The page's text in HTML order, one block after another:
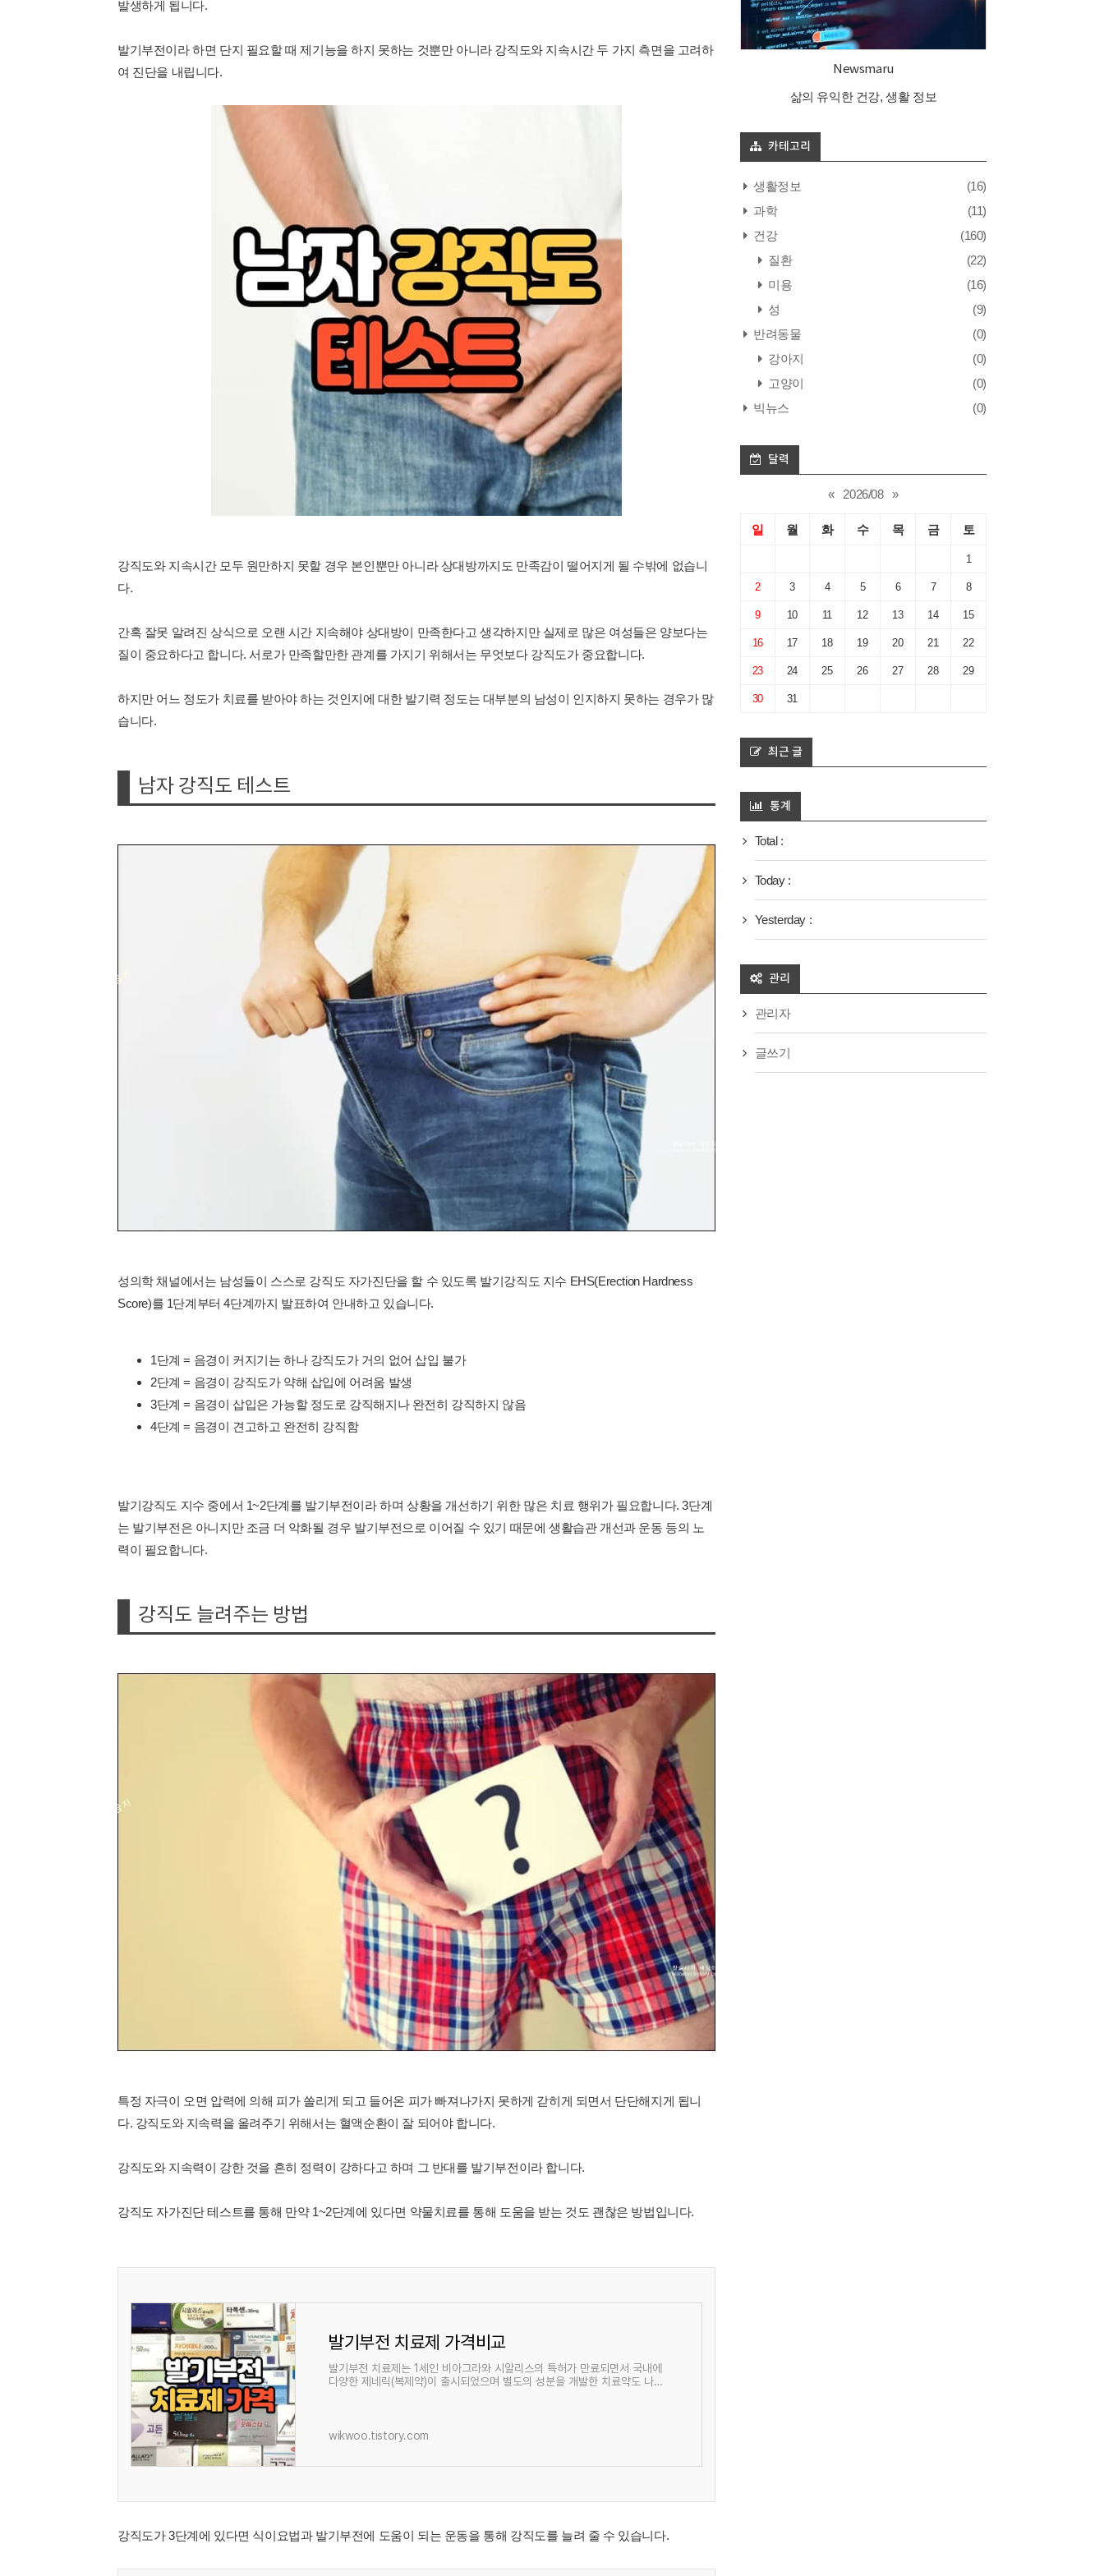
발생하게 됩니다.
발기부전이라 하면 단지 필요할 때 제기능을 하지 못하는 것뿐만 아니라 강직도와 지속시간 두 가지 측면을 고려하
여 진단을 내립니다.
강직도와 지속시간 모두 원만하지 못할 경우 본인뿐만 아니라 상대방까지도 만족감이 떨어지게 될 수밖에 없습니
다.
간혹 잘못 알려진 상식으로 오랜 시간 지속해야 상대방이 만족한다고 생각하지만 실제로 많은 여성들은 양보다는
질이 중요하다고 합니다. 서로가 만족할만한 관계를 가지기 위해서는 무엇보다 강직도가 중요합니다.
하지만 어느 정도가 치료를 받아야 하는 것인지에 대한 발기력 정도는 대부분의 남성이 인지하지 못하는 경우가 많
습니다.
남자 강직도 테스트
성의학 채널에서는 남성들이 스스로 강직도 자가진단을 할 수 있도록 발기강직도 지수 EHS(Erection Hardness
Score)를 1단계부터 4단계까지 발표하여 안내하고 있습니다.
1단계 = 음경이 커지기는 하나 강직도가 거의 없어 삽입 불가
2단계 = 음경이 강직도가 약해 삽입에 어려움 발생
3단계 = 음경이 삽입은 가능할 정도로 강직해지나 완전히 강직하지 않음
4단계 = 음경이 견고하고 완전히 강직함
발기강직도 지수 중에서 1~2단계를 발기부전이라 하며 상황을 개선하기 위한 많은 치료 행위가 필요합니다. 3단계
는 발기부전은 아니지만 조금 더 악화될 경우 발기부전으로 이어질 수 있기 때문에 생활습관 개선과 운동 등의 노
력이 필요합니다.
강직도 늘려주는 방법
특정 자극이 오면 압력에 의해 피가 쏠리게 되고 들어온 피가 빠져나가지 못하게 갇히게 되면서 단단해지게 됩니
다. 강직도와 지속력을 올려주기 위해서는 혈액순환이 잘 되어야 합니다.
강직도와 지속력이 강한 것을 흔히 정력이 강하다고 하며 그 반대를 발기부전이라 합니다.
강직도 자가진단 테스트를 통해 만약 1~2단계에 있다면 약물치료를 통해 도움을 받는 것도 괜찮은 방법입니다.
발기부전 치료제 가격비교
발기부전 치료제는 1세인 비아그라와 시알리스의 특허가 만료되면서 국내에
다양한 제네릭(복제약)이 출시되었으며 별도의 성분을 개발한 치료약도 나오
wikwoo.tistory.com
강직도가 3단계에 있다면 식이요법과 발기부전에 도움이 되는 운동을 통해 강직도를 늘려 줄 수 있습니다.
Newsmaru
삶의 유익한 건강, 생활 정보
카테고리
생활정보
(16)
과학
(11)
건강
(160)
질환
(22)
미용
(16)
성
(9)
반려동물
(0)
강아지
(0)
고양이
(0)
빅뉴스
(0)
달력
« 2026/08 »
일 월 화 수 목 금 토
1
2 3 4 5 6 7 8
9 10 11 12 13 14 15
16 17 18 19 20 21 22
23 24 25 26 27 28 29
30 31
최근 글
통계
Total :
Today :
Yesterday :
관리
관리자
글쓰기